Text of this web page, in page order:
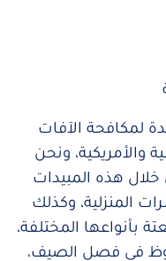
لمكافحة الآفات
والأمريكية، ونحن
هذه المبيدات
المنزلية، وكذلك
بأنواعها المختلفة،
في فصل الصيف،